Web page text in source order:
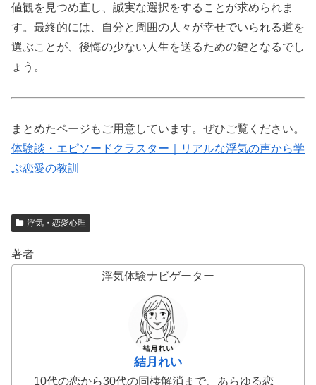
値観を見つめ直し、誠実な選択をすることが求められま
す。最終的には、自分と周囲の人々が幸せでいられる道を
選ぶことが、後悔の少ない人生を送るための鍵となるでし
ょう。
まとめたページもご用意しています。ぜひご覧ください。
体験談・エピソードクラスター｜リアルな浮気の声から学
ぶ恋愛の教訓
浮気・恋愛心理
著者
浮気体験ナビゲーター
結月れい
10代の恋から30代の同棲解消まで、あらゆる恋